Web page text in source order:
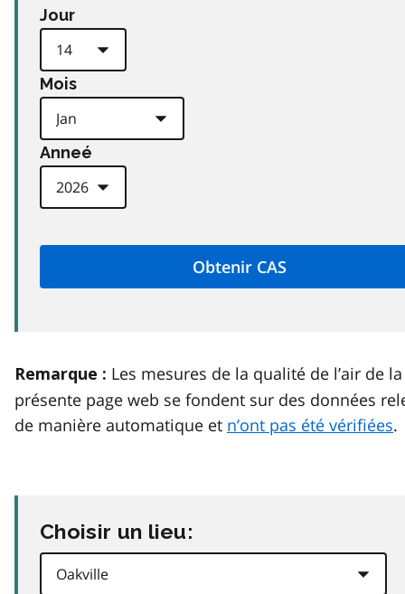
Jour
Mois
Anneé
Remarque : Les mesures de la qualité de l’air de la
présente page web se fondent sur des données
de manière automatique et n’ont pas été vérifiées.
Choisir un lieu: